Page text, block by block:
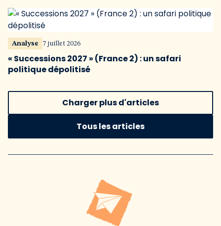
Analyse 7 juillet 2026
« Successions 2027 » (France 2) : un safari
politique dépolitisé
Charger plus d'articles
Tous les articles